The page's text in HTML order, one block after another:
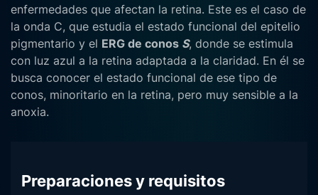
enfermedades que afectan la retina. Este es el caso de
la onda C, que estudia el estado funcional del epitelio
pigmentario y el ERG de conos S, donde se estimula
con luz azul a la retina adaptada a la claridad. En él se
busca conocer el estado funcional de ese tipo de
conos, minoritario en la retina, pero muy sensible a la
anoxia.
Preparaciones y requisitos